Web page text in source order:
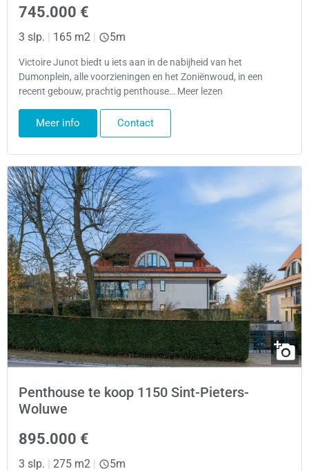
745.000 €
3 slp. | 165 m2 | 5m
Victoire Junot biedt u iets aan in de nabijheid van het
Dumonplein, alle voorzieningen en het Zoniënwoud, in een
recent gebouw, prachtig penthouse… Meer lezen
Meer info Contact
Penthouse te koop 1150 Sint-Pieters-
Woluwe
895.000 €
3 slp. | 275 m2 | 5m